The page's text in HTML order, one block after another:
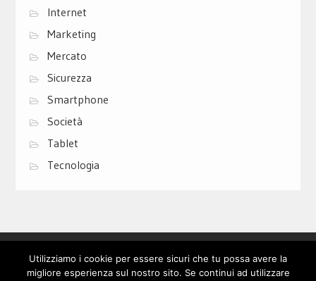
Internet
Marketing
Mercato
Sicurezza
Smartphone
Società
Tablet
Tecnologia
Utilizziamo i cookie per essere sicuri che tu possa avere la
migliore esperienza sul nostro sito. Se continui ad utilizzare